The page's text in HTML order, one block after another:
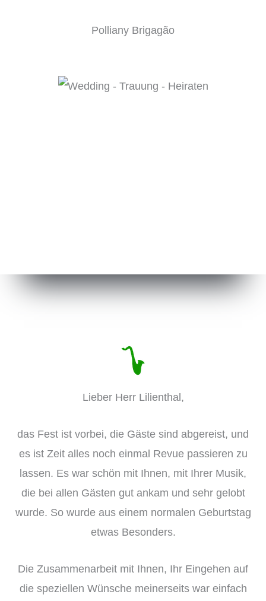
Polliany Brigagão
Lieber Herr Lilienthal,
das Fest ist vorbei, die Gäste sind abgereist, und
es ist Zeit alles noch einmal Revue passieren zu
lassen. Es war schön mit Ihnen, mit Ihrer Musik,
die bei allen Gästen gut ankam und sehr gelobt
wurde. So wurde aus einem normalen Geburtstag
etwas Besonders.
Die Zusammenarbeit mit Ihnen, Ihr Eingehen auf
die speziellen Wünsche meinerseits war einfach